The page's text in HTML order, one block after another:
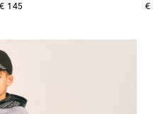
€ 145
original price €